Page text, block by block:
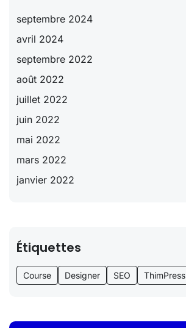
septembre 2024
avril 2024
septembre 2022
août 2022
juillet 2022
juin 2022
mai 2022
mars 2022
janvier 2022
Étiquettes
Course Designer SEO ThimPress